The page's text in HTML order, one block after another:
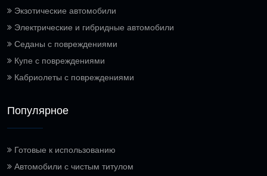
Экзотические автомобили
Электрические и гибридные автомобили
Седаны с повреждениями
Купе с повреждениями
Кабриолеты с повреждениями
Популярное
Готовые к использованию
Автомобили с чистым титулом